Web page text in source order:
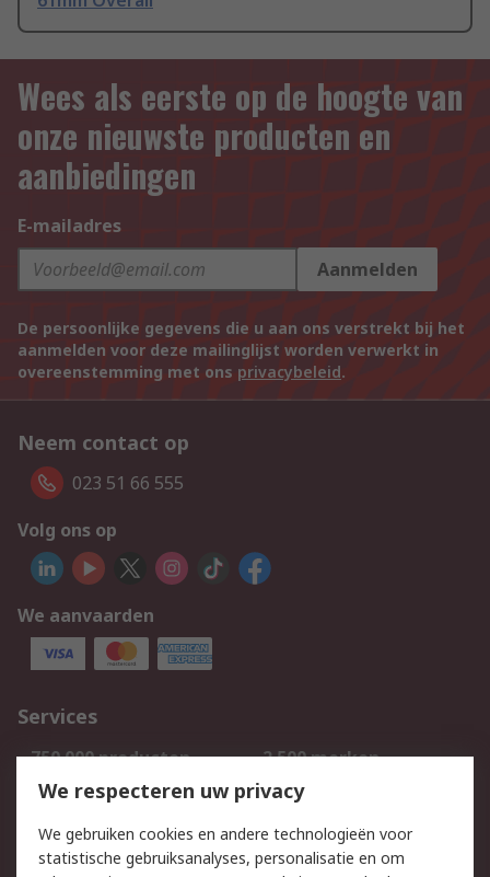
Wees als eerste op de hoogte van
onze nieuwste producten en
aanbiedingen
E-mailadres
Aanmelden
De persoonlijke gegevens die u aan ons verstrekt bij het
aanmelden voor deze mailinglijst worden verwerkt in
overeenstemming met ons privacybeleid.
Neem contact op
023 51 66 555
Volg ons op
We aanvaarden
Services
750.000 producten
2.500 merken
Bestellen
Inkoopoplossingen
Track & Trace
We respecteren uw privacy
We gebruiken cookies en andere technologieën voor
statistische gebruiksanalyses, personalisatie en om